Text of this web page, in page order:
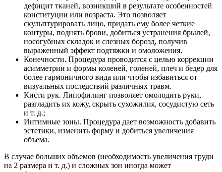
дефицит тканей, возникший в результате особенностей
конституции или возраста. Это позволяет
скульптурировать лицо, придать ему более четкие
контуры, поднять брови, добиться устранения брылей,
носогубных складок и слезных борозд, получив
выраженный эффект подтяжки и омоложения.
Конечности. Процедура проводится с целью коррекции
асимметрии и формы коленей, голеней, плеч и бедер для
более гармоничного вида или чтобы избавиться от
визуальных последствий различных травм.
Кисти рук. Липофилинг позволяет омолодить руки,
разгладить их кожу, скрыть сухожилия, сосудистую сеть
и т. д.;
Интимные зоны. Процедура дает возможность добавить
эстетики, изменить форму и добиться увеличения
объема.
В случае больших объемов (необходимость увеличения груди
на 2 размера и т. д.) и сложных зон иногда может